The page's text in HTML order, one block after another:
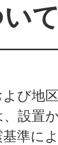
て
び地
設置
基準に